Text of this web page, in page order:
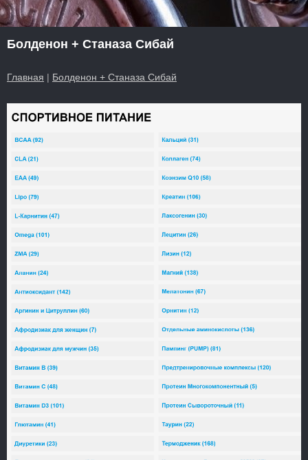
Болденон + Станаза Сибай
Главная | Болденон + Станаза Сибай